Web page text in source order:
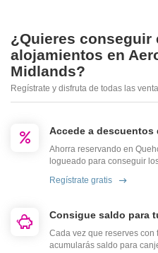
¿Quieres conseguir
alojamientos en
Midlands?
Regístrate y disfruta de todas las
Accede a descuentos
Ahorra reservando en
logueado para conseguir
Regístrate gratis
Consigue saldo para
Cada vez que reserves
acumularás saldo para